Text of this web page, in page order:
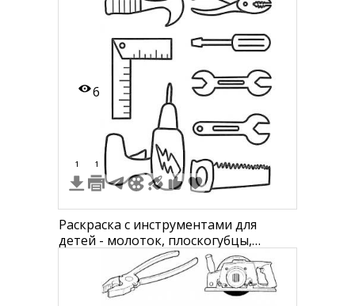
6
1 1
Раскраска с инструментами для
детей - молоток, плоскогубцы,
угольник, отвёртка, гаечные ключи,
дрель, ножовка